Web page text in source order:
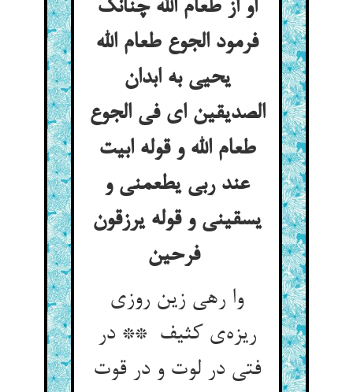
او از طعام الله چنانک
فرمود الجوع طعام الله
یحیی به ابدان
الصدیقین ای فی الجوع
طعام الله و قوله ابیت
عند ربی یطعمنی و
یسقینی و قوله یرزقون
فرحین
وا رهی زین روزی
ریزه‌ی کثیف ** در
فتی در لوت و در قوت